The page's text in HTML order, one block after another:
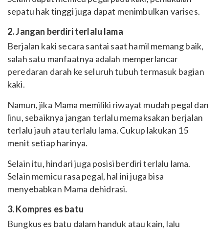
sepatu hak tinggi juga dapat menimbulkan varises.
2. Jangan berdiri terlalu lama
Berjalan kaki secara santai saat hamil memang baik,
salah satu manfaatnya adalah memperlancar
peredaran darah ke seluruh tubuh termasuk bagian
kaki.
Namun, jika Mama memiliki riwayat mudah pegal dan
linu, sebaiknya jangan terlalu memaksakan berjalan
terlalu jauh atau terlalu lama. Cukup lakukan 15
menit setiap harinya.
Selain itu, hindari juga posisi berdiri terlalu lama.
Selain memicu rasa pegal, hal ini juga bisa
menyebabkan Mama dehidrasi.
3. Kompres es batu
Bungkus es batu dalam handuk atau kain, lalu